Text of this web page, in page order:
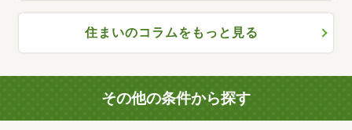
住まいのコラムをもっと見る
その他の条件から探す